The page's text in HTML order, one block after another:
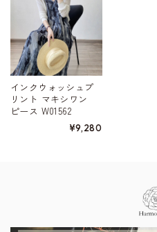
インクウォッシュプ
リント マキシワン
ピース W01562
¥9,280